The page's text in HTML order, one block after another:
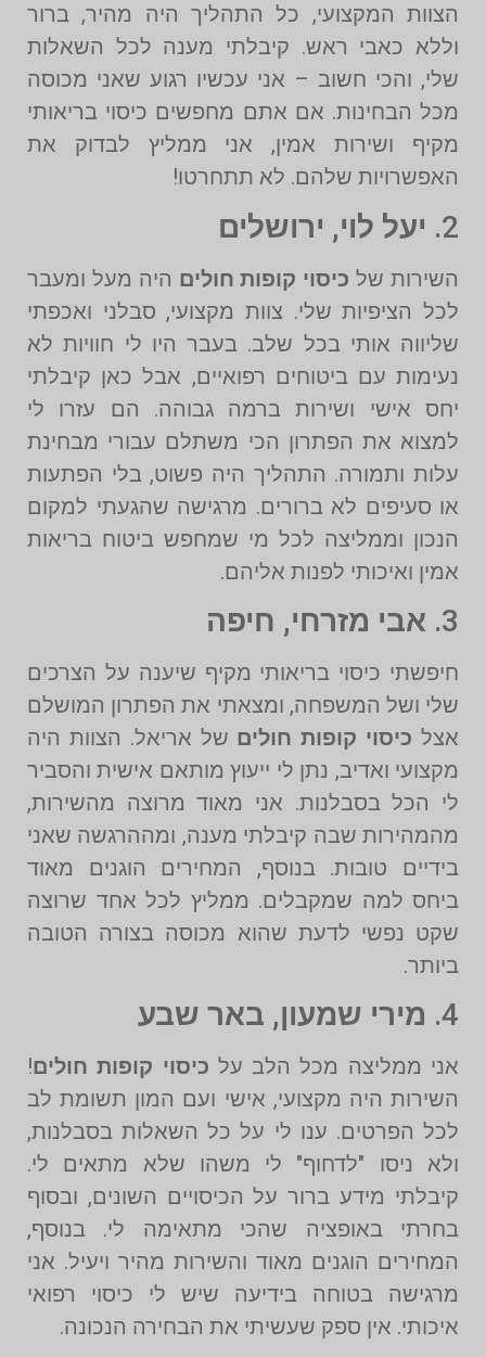
הצוות המקצועי, כל התהליך היה מהיר, ברור
וללא כאבי ראש. קיבלתי מענה לכל השאלות
שלי, והכי חשוב – אני עכשיו רגוע שאני מכוסה
מכל הבחינות. אם אתם מחפשים כיסוי בריאותי
מקיף ושירות אמין, אני ממליץ לבדוק את
האפשרויות שלהם. לא תתחרטו!
2. יעל לוי, ירושלים
השירות של כיסוי קופות חולים היה מעל ומעבר
לכל הציפיות שלי. צוות מקצועי, סבלני ואכפתי
שליווה אותי בכל שלב. בעבר היו לי חוויות לא
נעימות עם ביטוחים רפואיים, אבל כאן קיבלתי
יחס אישי ושירות ברמה גבוהה. הם עזרו לי
למצוא את הפתרון הכי משתלם עבורי מבחינת
עלות ותמורה. התהליך היה פשוט, בלי הפתעות
או סעיפים לא ברורים. מרגישה שהגעתי למקום
הנכון וממליצה לכל מי שמחפש ביטוח בריאות
אמין ואיכותי לפנות אליהם.
3. אבי מזרחי, חיפה
חיפשתי כיסוי בריאותי מקיף שיענה על הצרכים
שלי ושל המשפחה, ומצאתי את הפתרון המושלם
אצל כיסוי קופות חולים של אריאל. הצוות היה
מקצועי ואדיב, נתן לי ייעוץ מותאם אישית והסביר
לי הכל בסבלנות. אני מאוד מרוצה מהשירות,
מהמהירות שבה קיבלתי מענה, ומההרגשה שאני
בידיים טובות. בנוסף, המחירים הוגנים מאוד
ביחס למה שמקבלים. ממליץ לכל אחד שרוצה
שקט נפשי לדעת שהוא מכוסה בצורה הטובה
ביותר.
4. מירי שמעון, באר שבע
אני ממליצה מכל הלב על כיסוי קופות חולים!
השירות היה מקצועי, אישי ועם המון תשומת לב
לכל הפרטים. ענו לי על כל השאלות בסבלנות,
ולא ניסו "לדחוף" לי משהו שלא מתאים לי.
קיבלתי מידע ברור על הכיסויים השונים, ובסוף
בחרתי באופציה שהכי מתאימה לי. בנוסף,
המחירים הוגנים מאוד והשירות מהיר ויעיל. אני
מרגישה בטוחה בידיעה שיש לי כיסוי רפואי
איכותי. אין ספק שעשיתי את הבחירה הנכונה.